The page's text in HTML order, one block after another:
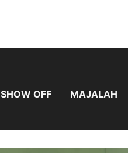
SHOW OFF MAJALAH